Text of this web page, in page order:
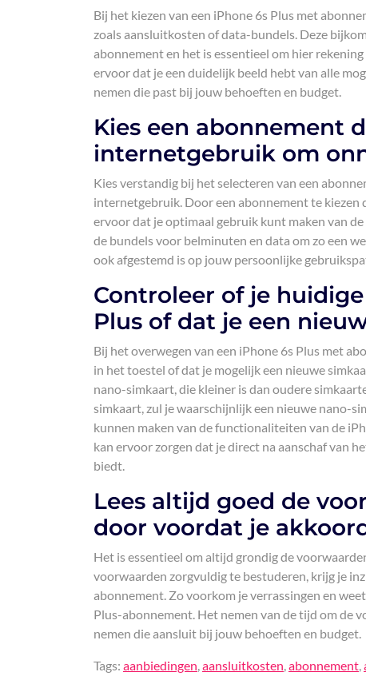
Bij het kiezen van een iPhone 6s Plus met
zoals aansluitkosten of data-bundels. Deze
abonnement en het is essentieel om hier
ervoor dat je een duidelijk beeld hebt van alle
nemen die past bij jouw behoeften en budget.
Kies een abonnement
internetgebruik om
Kies verstandig bij het selecteren van een
internetgebruik. Door een abonnement te
ervoor dat je optimaal gebruik kunt maken van
de bundels voor belminuten en data om zo een
ook afgestemd is op jouw persoonlijke
Controleer of je
Plus of dat je een
Bij het overwegen van een iPhone 6s Plus met
in het toestel of dat je mogelijk een nieuwe
nano-simkaart, die kleiner is dan oudere
simkaart, zul je waarschijnlijk een nieuwe nano-
kunnen maken van de functionaliteiten van de
kan ervoor zorgen dat je direct na aanschaf van
biedt.
Lees altijd goed de
door voordat je
Het is essentieel om altijd grondig de
voorwaarden zorgvuldig te bestuderen, krijg je
abonnement. Zo voorkom je verrassingen en
Plus-abonnement. Het nemen van de tijd om de
nemen die aansluit bij jouw behoeften en budget.
Tags: aanbiedingen,aansluitkosten,abonnement,